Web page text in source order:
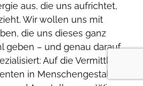
aus, die uns aufrichtet,
Wir wollen uns mit
die uns dieses ganz
geben – und genau darauf
Auf die Vermittlung
in Menschengestalt –